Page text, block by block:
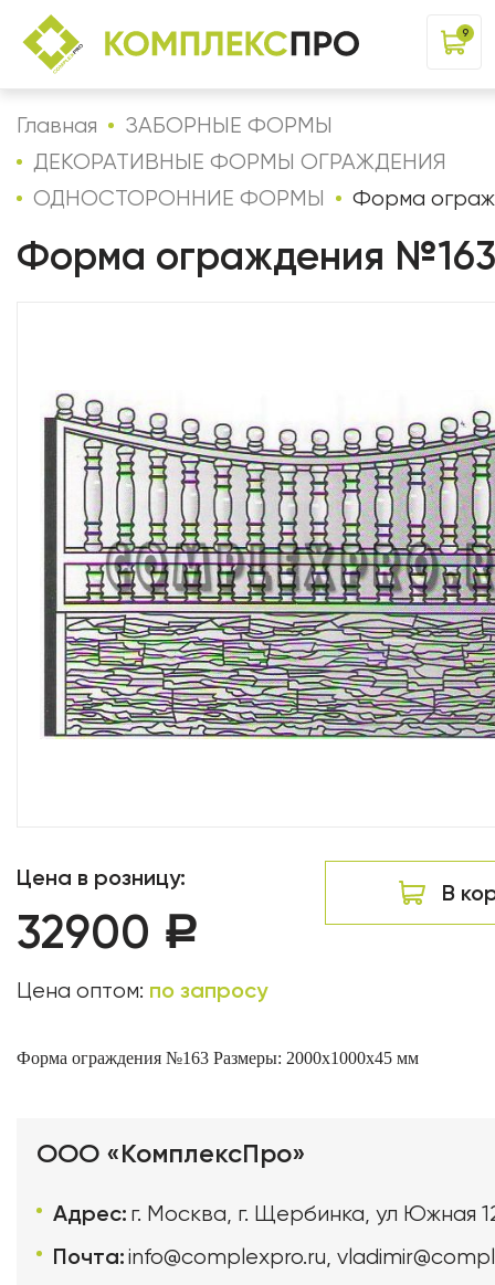
9
Главная
ЗАБОРНЫЕ ФОРМЫ
ДЕКОРАТИВНЫЕ ФОРМЫ ОГРАЖДЕНИЯ
ОДНОСТОРОННИЕ ФОРМЫ
Форма
Форма ограждения №163
Цена в розницу:
32900 Р
Цена оптом: по запросу
В
Форма ограждения №163 Размеры: 2000х1000х45 мм
ООО «КомплексПро»
Адрес: г. Москва, г. Щербинка, ул Южная
Почта:info@complexpro.ru,